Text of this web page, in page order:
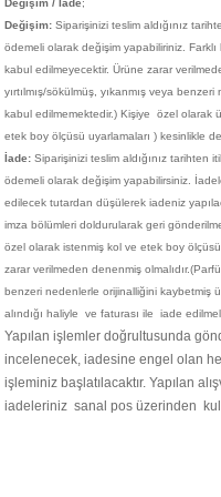
Değişim: Siparişinizi teslim aldığınız
ödemeli olarak değişim yapabiliriniz.
kabul edilmeyecektir. Ürüne zarar
yırtılmış/sökülmüş, yıkanmış veya
kabul edilmemektedir.) Kişiye
özel olarak
etek boy ölçüsü uyarlamaları ) kesinlikle
İade: Siparişinizi teslim aldığınız tarihten
ödemeli olarak değişim yapabilirsiniz.
edilecek tutardan düşülerek iadeniz
imza bölümleri doldurularak geri
özel olarak istenmiş kol ve etek boy
zarar verilmeden denenmiş
benzeri nedenlerle orijinalliğini kaybetmiş
alındığı haliyle ve faturası ile iade
Yapılan işlemler doğrultusunda
incelenecek, iadesine engel olan
işleminiz başlatılacaktır. Yapılan
iadeleriniz sanal pos üzerinden